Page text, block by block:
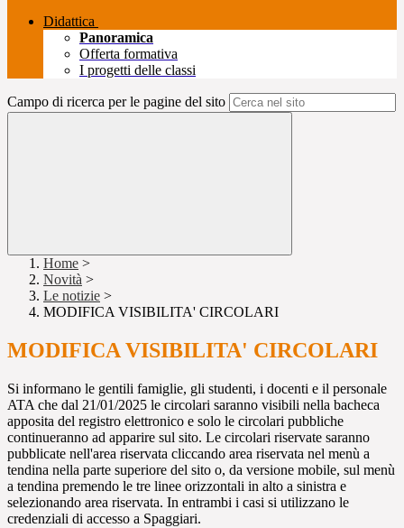
Didattica
Panoramica
Offerta formativa
I progetti delle classi
Campo di ricerca per le pagine del sito
Home >
Novità >
Le notizie >
MODIFICA VISIBILITA' CIRCOLARI
MODIFICA VISIBILITA' CIRCOLARI
Si informano le gentili famiglie, gli studenti, i docenti e il personale
ATA che dal 21/01/2025 le circolari saranno visibili nella bacheca
apposita del registro elettronico e solo le circolari pubbliche
continueranno ad apparire sul sito. Le circolari riservate saranno
pubblicate nell'area riservata cliccando area riservata nel menù a
tendina nella parte superiore del sito o, da versione mobile, sul menù
a tendina premendo le tre linee orizzontali in alto a sinistra e
selezionando area riservata. In entrambi i casi si utilizzano le
credenziali di accesso a Spaggiari.